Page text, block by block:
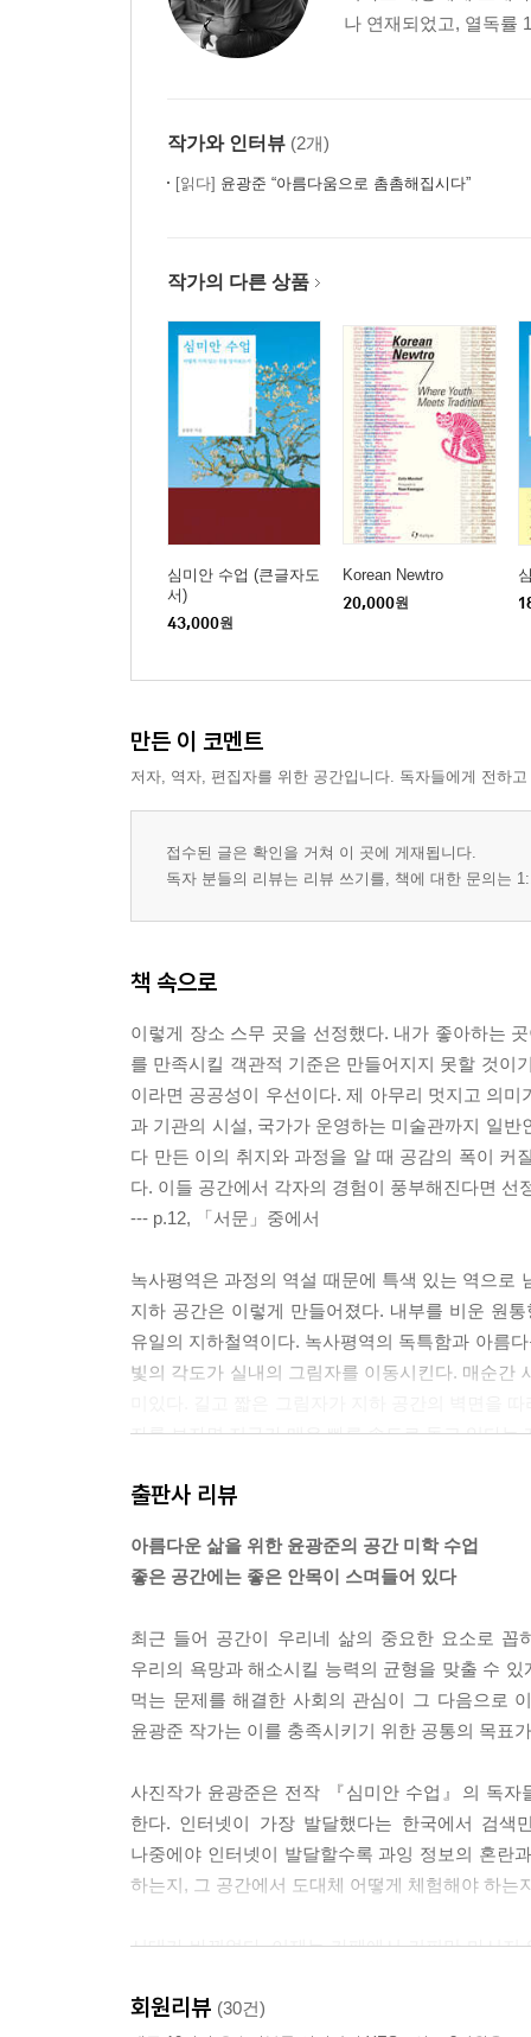
나 연재되었고, 열독률
작가와 인터뷰 (2개)
[읽다] 윤광준 “아름다움으로 촘촘해집시다”
작가의 다른 상품
심미안 수업 (큰글자도
서)
43,000원
Korean Newtro
20,000원
만든 이 코멘트
저자, 역자, 편집자를 위한 공간입니다. 독자들에게 전하
접수된 글은 확인을 거쳐 이 곳에 게재됩니다.
독자 분들의 리뷰는 리뷰 쓰기를, 책에 대한 문의는
책 속으로
이렇게 장소 스무 곳을 선정했다. 내가 좋아하는
를 만족시킬 객관적 기준은 만들어지지 못할 것이
이라면 공공성이 우선이다. 제 아무리 멋지고 의
과 기관의 시설, 국가가 운영하는 미술관까지 일
다 만든 이의 취지와 과정을 알 때 공감의 폭이 커
다. 이들 공간에서 각자의 경험이 풍부해진다면 선
--- p.12, 「서문」중에서
녹사평역은 과정의 역설 때문에 특색 있는 역으로
지하 공간은 이렇게 만들어졌다. 내부를 비운 원
유일의 지하철역이다. 녹사평역의 독특함과 아름
빛의 각도가 실내의 그림자를 이동시킨다. 매순간
자를 보자면 지구가 매우 빠른 속도로 돌고 있다는
로소 객관화된 자신의 모습이 들어온다. 순간 많
게 있는 것이다. 번뜩이는 아이디어가 떠오를지
질 테니까.
--- p.69, 「나의 화장실 순례기」중에서
B39는 건물의 외형이 아니라 내부 시설물에 초점
신이 비로소 면대면의 독대를 하게 되는 순간이다
는 듯하다. 빈 공간과 무위의 시간은 절묘한 조화
--- p.219, 「부천아트벙커 B39」중에서
공간의 분위기가 곧 감각의 수용을 이끄는 요인이
출판사 리뷰
아름다운 삶을 위한 윤광준의 공간 미학 수업
좋은 공간에는 좋은 안목이 스며들어 있다
최근 들어 공간이 우리네 삶의 중요한 요소로
우리의 욕망과 해소시킬 능력의 균형을 맞출 수
먹는 문제를 해결한 사회의 관심이 그 다음으로
윤광준 작가는 이를 충족시키기 위한 공통의 목표
사진작가 윤광준은 전작 『심미안 수업』의 독자
한다. 인터넷이 가장 발달했다는 한국에서 검
나중에야 인터넷이 발달할수록 과잉 정보의 혼란
하는지, 그 공간에서 도대체 어떻게 체험해야 하는
시대가 바뀌었다. 이제는 카페에서 커피만 마시
하나까지 아름다움을 담아내고자 노력한다. 이
회원리뷰 (30건)